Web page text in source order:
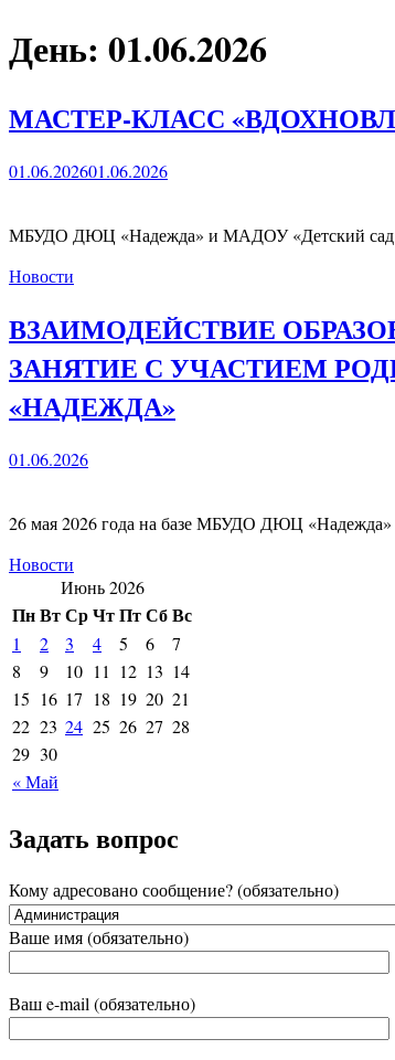
День: 01.06.2026
МАСТЕР-КЛАСС
01.06.202601.06.2026
МБУДО ДЮЦ «Надежда» и МАДОУ «Детский сад №
Новости
ВЗАИМОДЕЙСТВИЕ
ЗАНЯТИЕ С УЧАСТИЕМ
«НАДЕЖДА»
01.06.2026
26 мая 2026 года на базе МБУДО ДЮЦ
Новости
Июнь 2026
ПнВтСрЧтПтСбВс
« Май
1 2 3 4 5 6
7
8
9 10 11 12 13 14
15 16 17 18 19 20 21
22 23 24 25 26 27 28
29 30
Задать вопрос
Кому адресовано сообщение? (обязательно)
Ваше имя (обязательно)
Ваш e-mail (обязательно)